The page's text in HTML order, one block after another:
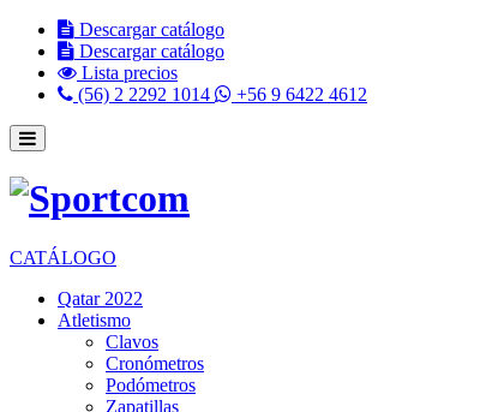
Descargar catálogo
Descargar catálogo
Lista precios
(56) 2 2292 1014
+56 9 6422 4612
CATÁLOGO
Qatar 2022
Atletismo
Clavos
Cronómetros
Podómetros
Zapatillas